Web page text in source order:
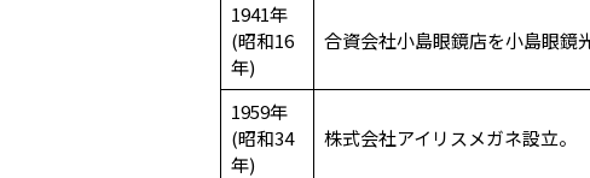
1941年
(昭和16
年)
合資会社小島眼鏡店を小島眼鏡
1959年
(昭和34
年)
株式会社アイリスメガネ設立。